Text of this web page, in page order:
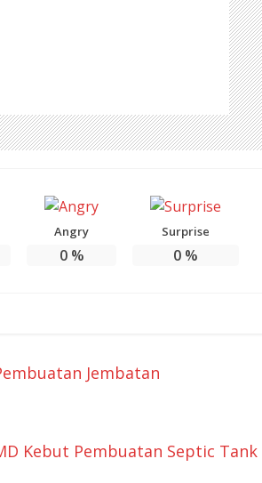
Angry
0%
Surprise
0 %
Jembatan
Kebut Pembuatan Septic Tank